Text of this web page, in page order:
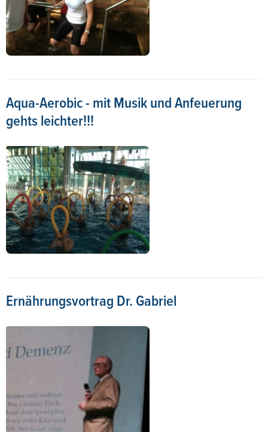
Aqua-Aerobic - mit Musik und Anfeuerung
gehts leichter!!!
Ernährungsvortrag Dr. Gabriel